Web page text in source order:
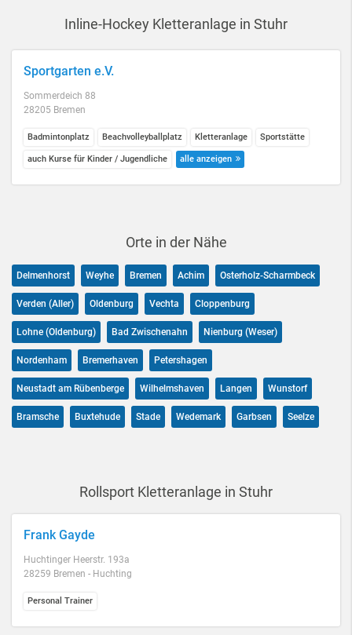
Inline-Hockey Kletteranlage in Stuhr
Sportgarten e.V.
Sommerdeich 88
28205 Bremen
Badmintonplatz Beachvolleyballplatz Kletteranlage Sportstätte
auch Kurse für Kinder / Jugendliche alle anzeigen
Orte in der Nähe
Delmenhorst Weyhe Bremen Achim Osterholz-Scharmbeck
Verden (Aller) Oldenburg Vechta Cloppenburg
Lohne (Oldenburg) Bad Zwischenahn Nienburg (Weser)
Nordenham Bremerhaven Petershagen
Neustadt am Rübenberge Wilhelmshaven Langen Wunstorf
Bramsche Buxtehude Stade Wedemark Garbsen Seelze
Rollsport Kletteranlage in Stuhr
Frank Gayde
Huchtinger Heerstr. 193a
28259 Bremen - Huchting
Personal Trainer